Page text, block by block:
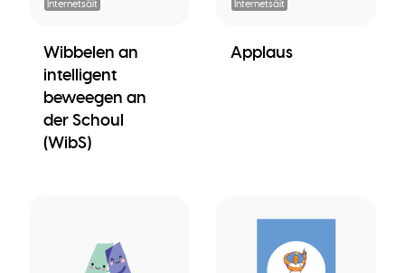
Internetsäit
Wibbelen an
intelligent
beweegen an
der Schoul
(WibS)
Internetsäit
Applaus